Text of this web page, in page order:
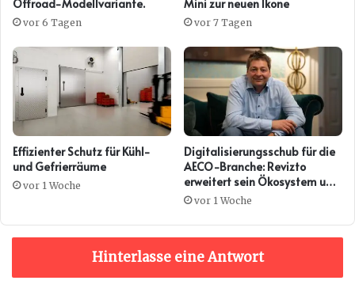
Offroad-Modellvariante.
vor 6 Tagen
Mini zur neuen Ikone
vor 7 Tagen
Effizienter Schutz für Kühl-
und Gefrierräume
vor 1 Woche
Digitalisierungsschub für die
AECO-Branche: Revizto
erweitert sein Ökosystem um
eine offene Daten- und KI-
vor 1 Woche
Hinterlasse eine Antwort